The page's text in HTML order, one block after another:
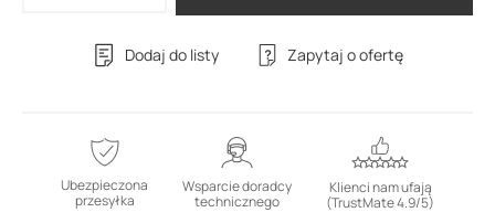
Dodaj do listy Zapytaj o ofertę
Ubezpieczona
przesyłka
Wsparcie doradcy
technicznego
Klienci nam ufają
(TrustMate 4.9/5)